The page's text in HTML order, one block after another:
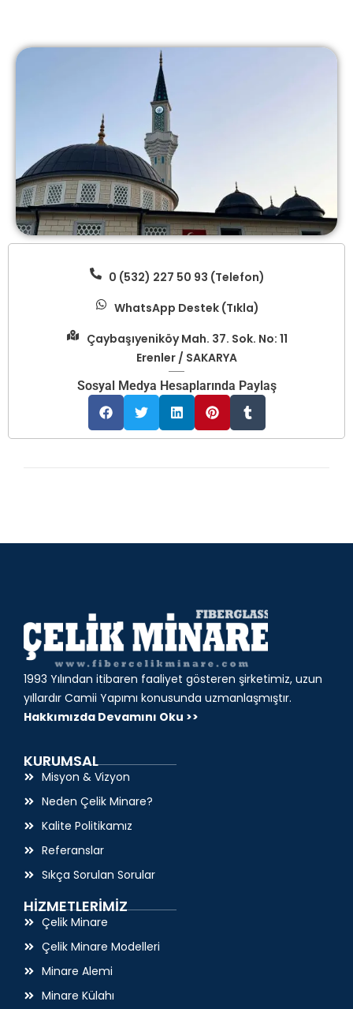
0 (532) 227 50 93 (Telefon)
WhatsApp Destek (Tıkla)
Çaybaşıyeniköy Mah. 37. Sok. No: 11
Erenler / SAKARYA
Sosyal Medya Hesaplarında Paylaş
1993 Yılından itibaren faaliyet gösteren şirketimiz, uzun
yıllardır Camii Yapımı konusunda uzmanlaşmıştır.
Hakkımızda Devamını Oku >>
KURUMSAL
Misyon & Vizyon
Neden Çelik Minare?
Kalite Politikamız
Referanslar
Sıkça Sorulan Sorular
HİZMETLERİMİZ
Çelik Minare
Çelik Minare Modelleri
Minare Alemi
Minare Külahı